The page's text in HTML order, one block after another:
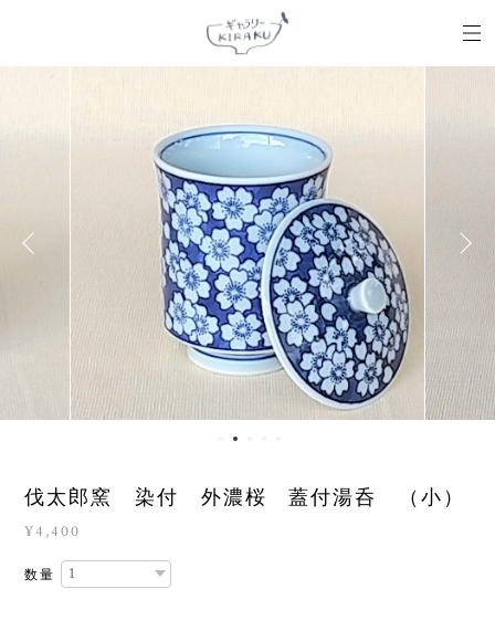
伐太郎窯 染付 外濃桜 蓋付湯呑 （小）
¥4,400
数量